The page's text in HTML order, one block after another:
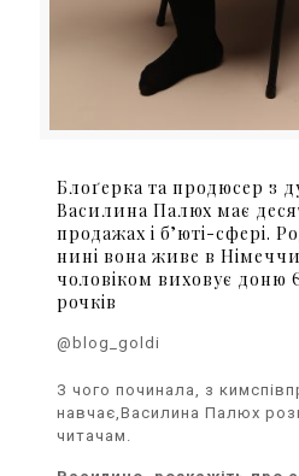
Блоґерка та продюсер з
Василина Палюх має
продажах і б’юті-сфері.
нині вона живе в
чоловіком виховує доню
рочків
@blog_goldi
З чого починала, з
навчає,Василина Палюх
читачам.